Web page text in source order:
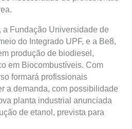
a Fundação Universidade de
do Integrado UPF, e a Be8,
produção de biodiesel,
em Biocombustíveis. Com
formará profissionais
a demanda, com possibilidade
planta industrial anunciada
de etanol, prevista para